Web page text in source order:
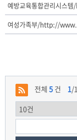
예방교육통합관리시스
여성가족부/http://
전체 5 건 1/